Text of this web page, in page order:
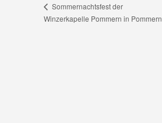
Sommernachtsfest der
Winzerkapelle Pommern in Pommern